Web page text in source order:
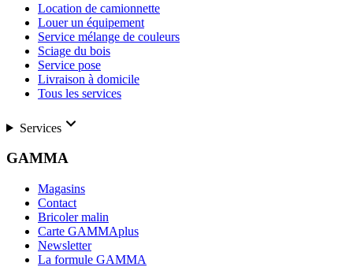
Location de camionnette
Louer un équipement
Service mélange de couleurs
Sciage du bois
Service pose
Livraison à domicile
Tous les services
Services
GAMMA
Magasins
Contact
Bricoler malin
Carte GAMMAplus
Newsletter
La formule GAMMA